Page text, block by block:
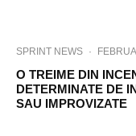
SPRINT NEWS ·
O TREIME DIN
DETERMINATE DE
SAU IMPROVIZATE